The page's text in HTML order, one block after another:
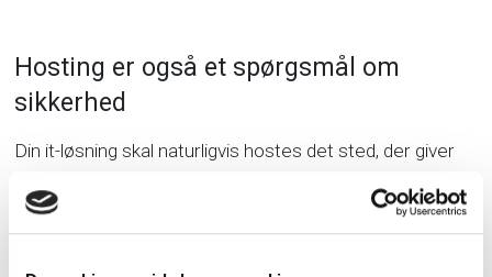
Hosting er også et spørgsmål om
sikkerhed
Din it-løsning skal naturligvis hostes det sted, der giver
behov. Til at afklare dette udarbejder vi en